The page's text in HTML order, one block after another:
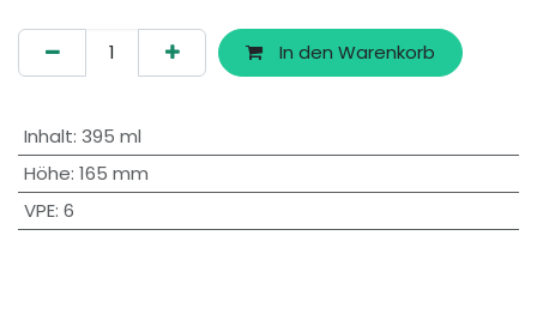
In den Warenkorb
Inhalt: 395 ml
Höhe: 165 mm
VPE: 6